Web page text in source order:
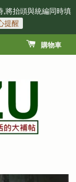
,將抬頭與統編同時填
提醒
購物車